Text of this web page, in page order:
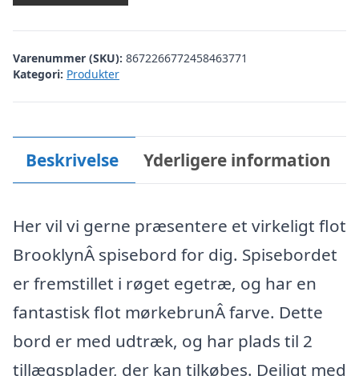
Varenummer (SKU): 8672266772458463771
Kategori: Produkter
Beskrivelse Yderligere information
Her vil vi gerne præsentere et virkeligt flot
BrooklynÂ spisebord for dig. Spisebordet
er fremstillet i røget egetræ, og har en
fantastisk flot mørkebrunÂ farve. Dette
bord er med udtræk, og har plads til 2
tillægsplader, der kan tilkøbes. Dejligt med